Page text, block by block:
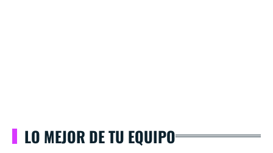
LO MEJOR DE TU EQUIPO